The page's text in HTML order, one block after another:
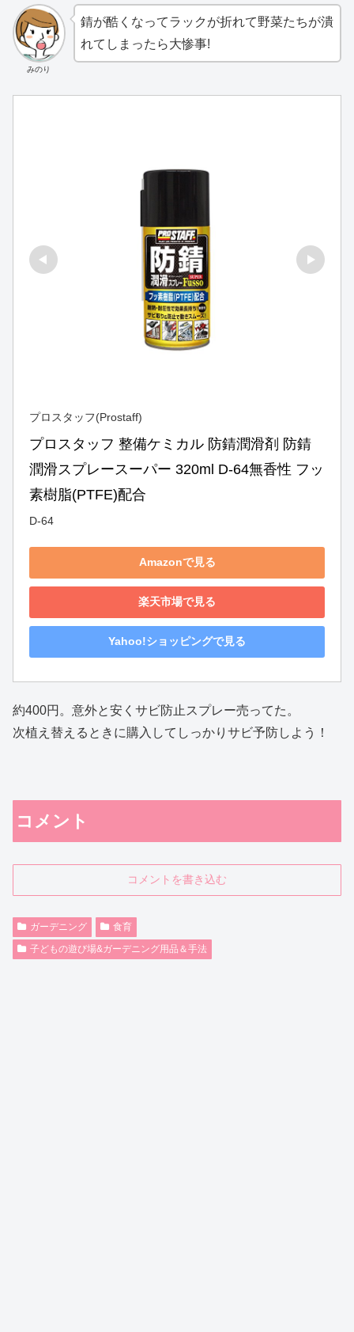
みのり
錆が酷くなってラックが折れて野菜たちが潰
れてしまったら大惨事!
プロスタッフ(Prostaff)
プロスタッフ 整備ケミカル 防錆潤滑剤 防錆
潤滑スプレースーパー 320ml D-64無香性 フッ
素樹脂(PTFE)配合
D-64
Amazonで見る
楽天市場で見る
Yahoo!ショッピングで見る
約400円。意外と安くサビ防止スプレー売ってた。
次植え替えるときに購入してしっかりサビ予防しよう！
コメント
コメントを書き込む
ガーデニング
食育
子どもの遊び場&ガーデニング用品＆手法